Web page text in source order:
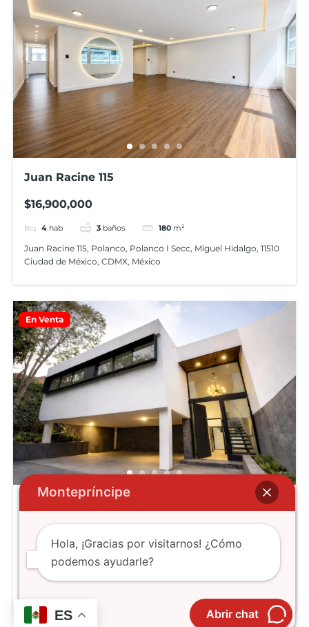
Juan Racine 115
$16,900,000
4 hab 3 baños 180 m²
Juan Racine 115, Polanco, Polanco I Secc, Miguel Hidalgo, 11510
Ciudad de México, CDMX, México
En Venta
$19,750,000
Guadalupe, Lomas de San Ángel Inn, Ciudad de México, CDMX,
ES
Montepríncipe
Hola, ¡Gracias por visitarnos! ¿Cómo
podemos ayudarle?
Abrir chat